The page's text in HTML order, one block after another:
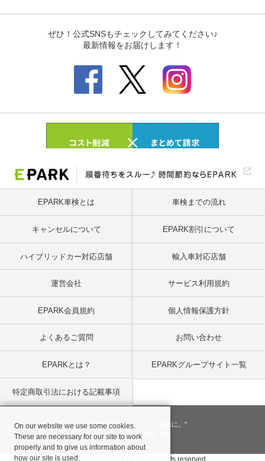
EPARK車検とは 車検までの流れ
キャンセルについて EPARK割引について
ハイブリッドカー対応店舗 輸入車対応店舗
運営会社 サービス利用規約
EPARK会員規約 個人情報保護方針
よくあるご質問 お問い合わせ
EPARKとは？ EPARKグループサイト一覧
特定商取引法における記載事項
"一回のお客様を、一生のお客様に。"
© 2001- 2026 EPARK, Inc.
On our website we use some cookies.
These are necessary for our site to work
properly and to give us information about
how our site is used.